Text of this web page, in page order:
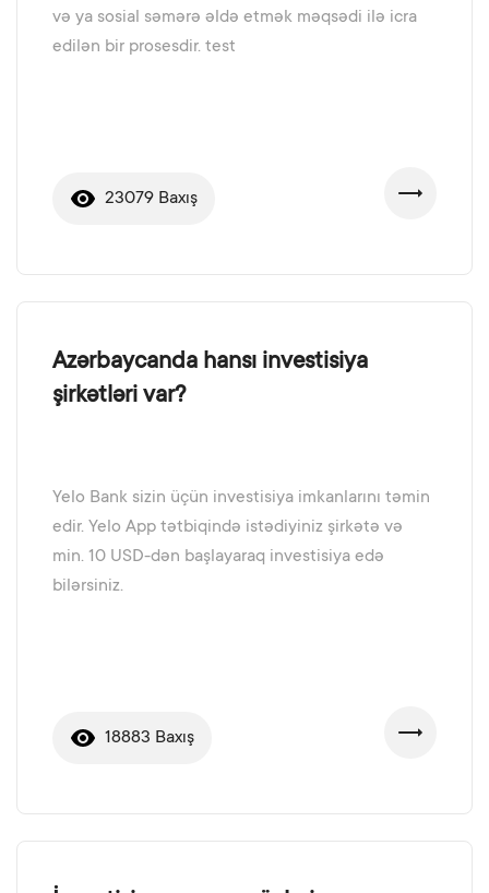
və ya sosial səmərə əldə etmək məqsədi ilə icra
edilən bir prosesdir. test
23079 Baxış
Azərbaycanda hansı investisiya
şirkətləri var?
Yelo Bank sizin üçün investisiya imkanlarını təmin
edir. Yelo App tətbiqində istədiyiniz şirkətə və
min. 10 USD-dən başlayaraq investisiya edə
bilərsiniz.
18883 Baxış